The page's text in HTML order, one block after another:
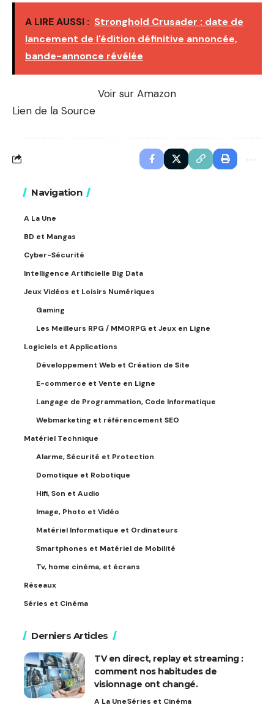
A LIRE AUSSI : Stronghold Crusader : date de
lancement de l'édition définitive annoncée,
bande-annonce révélée
Voir sur Amazon
Lien de la Source
Navigation
A La Une
BD et Mangas
Cyber-Sécurité
Intelligence Artificielle Big Data
Jeux Vidéos et Loisirs Numériques
Gaming
Les Meilleurs RPG / MMORPG et Jeux en Ligne
Logiciels et Applications
Développement Web et Création de Site
E-commerce et Vente en Ligne
Langage de Programmation, Code Informatique
Webmarketing et référencement SEO
Matériel Technique
Alarme, Sécurité et Protection
Domotique et Robotique
Hifi, Son et Audio
Image, Photo et Vidéo
Matériel Informatique et Ordinateurs
Smartphones et Matériel de Mobilité
Tv, home cinéma, et écrans
Réseaux
Séries et Cinéma
Derniers Articles
TV en direct, replay et streaming :
comment nos habitudes de
visionnage ont changé.
A La UneSéries et Cinéma